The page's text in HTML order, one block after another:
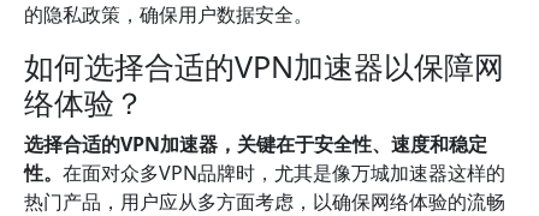
的隐私政策，确保用户数据安全。
如何选择合适的VPN加速器以保障网
络体验？
选择合适的VPN加速器，关键在于安全性、速度和稳定
性。 在面对众多VPN品牌时，尤其是像万城加速器这样的
热门产品，用户应从多方面考虑，以确保网络体验的流畅